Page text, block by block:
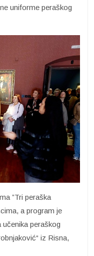
uniforme peraškog
”Tri peraška
a program je
peraškog
iz Risna,